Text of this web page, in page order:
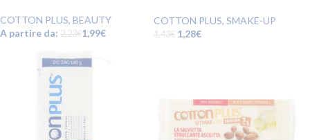
COTTON PLUS, BEAUTY
A partire da: 2,23€1,99€
COTTON PLUS, SMAKE-UP
1,43€ 1,28€